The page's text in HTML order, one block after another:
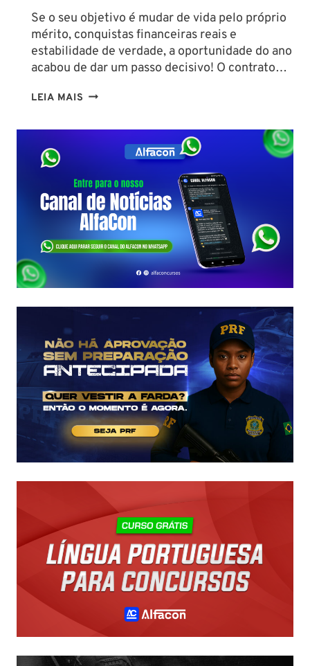
Se o seu objetivo é mudar de vida pelo próprio
mérito, conquistas financeiras reais e
estabilidade de verdade, a oportunidade do ano
acabou de dar um passo decisivo! O contrato…
LEIA MAIS CONCURSO
SC:
CONTRATO
A
FCC
É
ASSINADO
E
EDITAL
SALÁRIOS
A
R$
43
MIL!